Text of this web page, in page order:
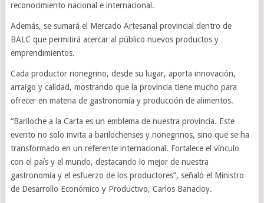
reconocimiento nacional e internacional.
Además, se sumará el Mercado Artesanal provincial dentro de
BALC que permitirá acercar al público nuevos productos y
emprendimientos.
Cada productor rionegrino, desde su lugar, aporta innovación,
arraigo y calidad, mostrando que la provincia tiene mucho para
ofrecer en materia de gastronomía y producción de alimentos.
“Bariloche a la Carta es un emblema de nuestra provincia. Este
evento no solo invita a barilochenses y rionegrinos, sino que se ha
transformado en un referente internacional. Fortalece el vínculo
con el país y el mundo, destacando lo mejor de nuestra
gastronomía y el esfuerzo de los productores”, señaló el Ministro
de Desarrollo Económico y Productivo, Carlos Banacloy.